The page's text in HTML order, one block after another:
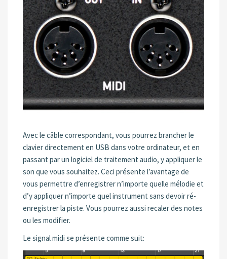
Avec le câble correspondant, vous pourrez brancher le
clavier directement en USB dans votre ordinateur, et en
passant par un logiciel de traitement audio, y appliquer le
son que vous souhaitez. Ceci présente l’avantage de
vous permettre d’enregistrer n’importe quelle mélodie et
d’y appliquer n’importe quel instrument sans devoir ré-
enregistrer la piste. Vous pourrez aussi recaler des notes
ou les modifier.
Le signal midi se présente comme suit: